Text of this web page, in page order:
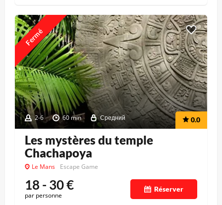
2-6 60 min Средний 0.0
Fermé
Les mystères du temple
Chachapoya
Le Mans Escape Game
18 - 30€
par personne
Réserver